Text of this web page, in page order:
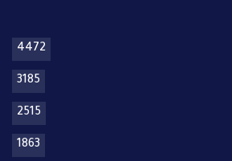
4472
3185
2515
1863